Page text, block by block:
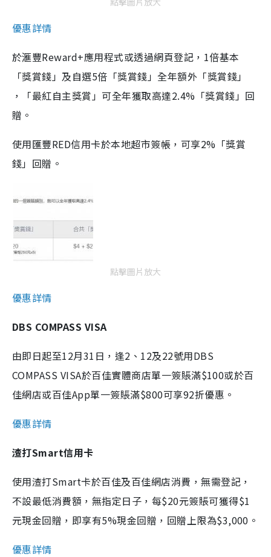
優惠詳情
於滙豐Reward+應用程式或透過網頁登記，1倍基本
「獎賞錢」及自選5倍「獎賞錢」全年額外「獎賞錢」
，「最紅自主獎賞」可全年獲取高達2.4%「獎賞錢」回
贈。
使用匯豐RED信用卡於本地超市簽帳，可享2%「獎賞
錢」回贈。
點擊圖片放大
優惠詳情
DBS COMPASS VISA
由即日起至12月31日，逢2、12及22號用DBS
COMPASS VISA於百佳實體商店單一簽賬滿$100或於百
佳網店或百佳App單一簽賬滿$800可享92折優惠。
優惠詳情
渣打Smart信用卡
使用渣打Smart卡於百佳及百佳網店消費，無需登記，
不設最低消費額，無指定日子，每$20元簽賬可獲得$1
元現金回贈，即享有5%現金回贈，回贈上限為$3,000。
優惠詳情